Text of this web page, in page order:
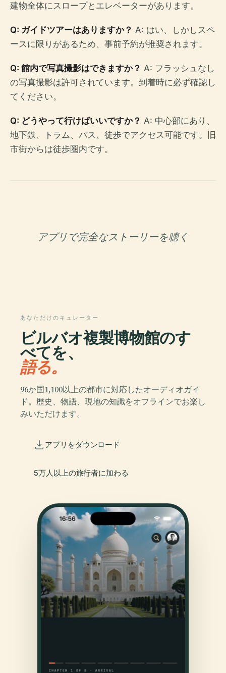
建物全体にスロープとエレベーターがあります。
Q: ガイドツアーはありますか？ A: はい、しかしスペ
ースに限りがあるため、事前予約が推奨されます。
Q: 館内で写真撮影はできますか？ A: フラッシュなし
の写真撮影は許可されています。到着時に必ず確認し
てください。
Q: どうやって行けばいいですか？ A: 中心部にあり、
地下鉄、トラム、バス、徒歩でアクセス可能です。旧
市街からは徒歩圏内です。
アプリで完全なストーリーを聴く
あなただけのキュレーター
ビルバオ複製博物館のす
べてを、
語る。
96か国1,100以上の都市に対応したオーディオガイ
ド。歴史、物語、現地の知識をオフラインでお楽し
みいただけます。
アプリをダウンロード
5万人以上の旅行者に加わる